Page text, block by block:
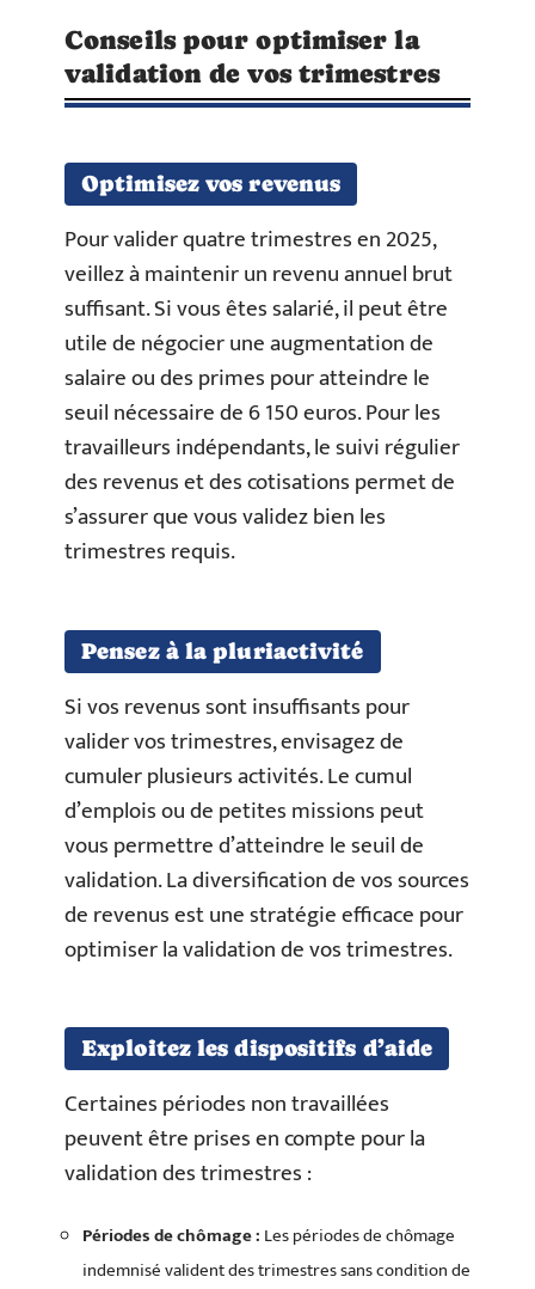
Conseils pour optimiser la
validation de vos trimestres
Optimisez vos revenus
Pour valider quatre trimestres en 2025,
veillez à maintenir un revenu annuel brut
suffisant. Si vous êtes salarié, il peut être
utile de négocier une augmentation de
salaire ou des primes pour atteindre le
seuil nécessaire de 6 150 euros. Pour les
travailleurs indépendants, le suivi régulier
des revenus et des cotisations permet de
s’assurer que vous validez bien les
trimestres requis.
Pensez à la pluriactivité
Si vos revenus sont insuffisants pour
valider vos trimestres, envisagez de
cumuler plusieurs activités. Le cumul
d’emplois ou de petites missions peut
vous permettre d’atteindre le seuil de
validation. La diversification de vos sources
de revenus est une stratégie efficace pour
optimiser la validation de vos trimestres.
Exploitez les dispositifs d’aide
Certaines périodes non travaillées
peuvent être prises en compte pour la
validation des trimestres :
Périodes de chômage : Les périodes de chômage
indemnisé valident des trimestres sans condition de